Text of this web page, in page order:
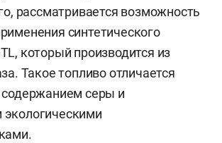
рассматривается возможность
синтетического
который производится из
Такое топливо отличается
серы и